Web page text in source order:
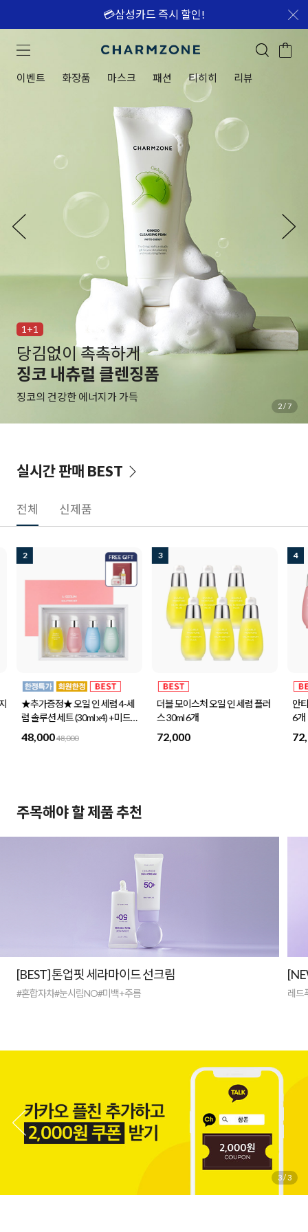
💳삼성카드 즉시 할인!
이벤트 화장품 마스크 패션 티히히 리뷰
1+1
백탁 NO! 자극 NO!
알바트로스 레포츠 선
물과 땀에 자유로운 선크림
3/7
실시간 판매 BEST
전체 신제품
더블 모이스처 오일 인 세럼 플러
스 30ml 6개
72,000
안티 링클 핑크 오일 인 세럼 30ml
6개
72,000
주목해야 할 제품 추천
[BEST] 톤업핏 세라마이드 선크림
#혼합자차#눈시림NO#미백+주름 레드
3/3